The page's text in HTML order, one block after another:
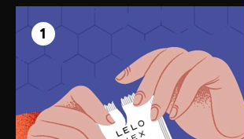
1
쉽게 열림은 물론, 미끄럼까지 방